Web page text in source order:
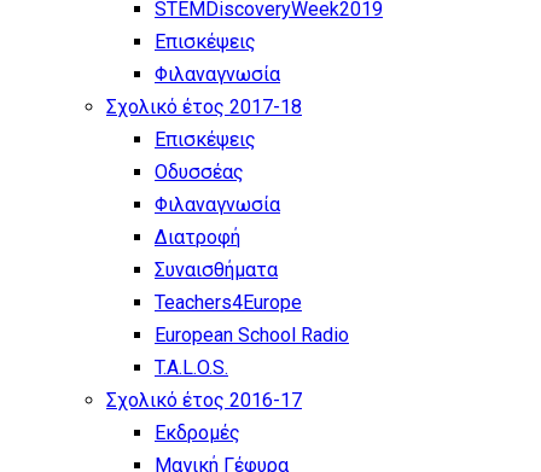
STEMDiscoveryWeek2019
Επισκέψεις
Φιλαναγνωσία
Σχολικό έτος 2017-18
Επισκέψεις
Οδυσσέας
Φιλαναγνωσία
Διατροφή
Συναισθήματα
Teachers4Europe
European School Radio
T.A.L.O.S.
Σχολικό έτος 2016-17
Εκδρομές
Μαγική Γέφυρα